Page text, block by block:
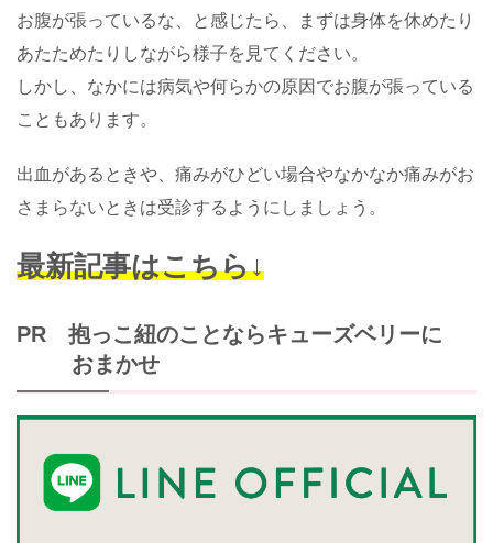
お腹が張っているな、と感じたら、まずは身体を休めたり
あたためたりしながら様子を見てください。
しかし、なかには病気や何らかの原因でお腹が張っている
こともあります。
出血があるときや、痛みがひどい場合やなかなか痛みがお
さまらないときは受診するようにしましょう。
最新記事はこちら↓
PR 抱っこ紐のことならキューズベリーに
おまかせ